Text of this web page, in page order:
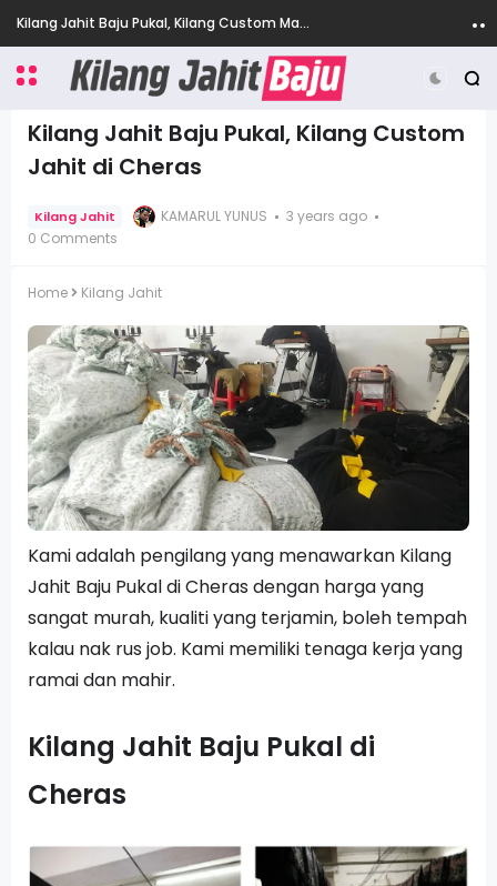
Kilang Jahit Baju Pukal, Kilang Custom Made Baju di Ampang
Kilang Jahit Baju Pukal, Kilang Custom
Jahit di Cheras
Kilang Jahit KAMARUL YUNUS
3 years ago
0 Comments
Home Kilang Jahit
Kami adalah pengilang yang menawarkan Kilang
Jahit Baju Pukal di Cheras dengan harga yang
sangat murah, kualiti yang terjamin, boleh tempah
kalau nak rus job. Kami memiliki tenaga kerja yang
ramai dan mahir.
Kilang Jahit Baju Pukal di
Cheras